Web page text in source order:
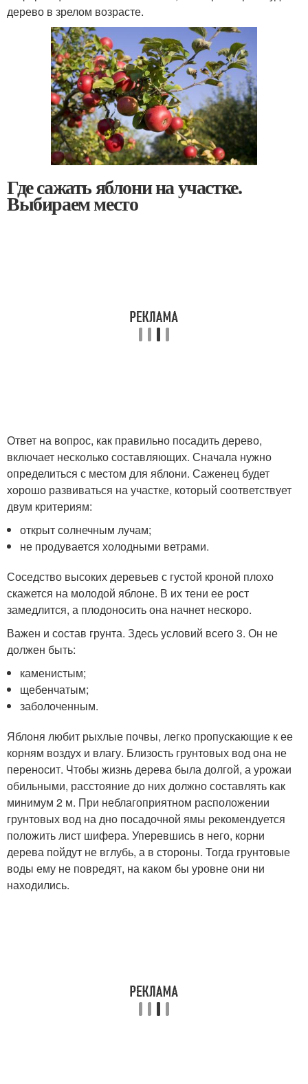
дерево в зрелом возрасте.
Где сажать яблони на участке.
Выбираем место
Ответ на вопрос, как правильно посадить дерево,
включает несколько составляющих. Сначала нужно
определиться с местом для яблони. Саженец будет
хорошо развиваться на участке, который соответствует
двум критериям:
открыт солнечным лучам;
не продувается холодными ветрами.
Соседство высоких деревьев с густой кроной плохо
скажется на молодой яблоне. В их тени ее рост
замедлится, а плодоносить она начнет нескоро.
Важен и состав грунта. Здесь условий всего 3. Он не
должен быть:
каменистым;
щебенчатым;
заболоченным.
Яблоня любит рыхлые почвы, легко пропускающие к ее
корням воздух и влагу. Близость грунтовых вод она не
переносит. Чтобы жизнь дерева была долгой, а урожаи
обильными, расстояние до них должно составлять как
минимум 2 м. При неблагоприятном расположении
грунтовых вод на дно посадочной ямы рекомендуется
положить лист шифера. Уперевшись в него, корни
дерева пойдут не вглубь, а в стороны. Тогда грунтовые
воды ему не повредят, на каком бы уровне они ни
находились.